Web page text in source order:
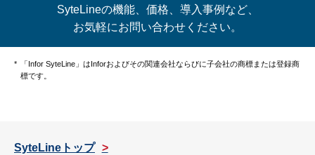
SyteLineの機能、価格、導入事例など、
お気軽にお問い合わせください。
「Infor SyteLine」はInforおよびその関連会社ならびに子会社の商標または登録商
標です。
SyteLineトップ